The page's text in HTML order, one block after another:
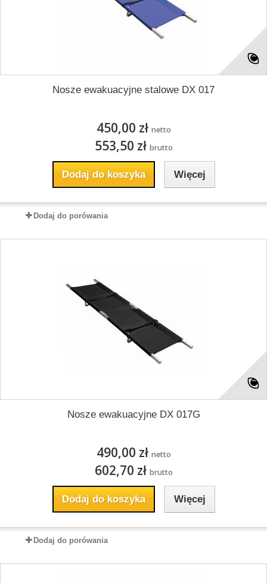
Nosze ewakuacyjne stalowe DX 017
450,00 zł netto
553,50 zł brutto
Dodaj do koszyka Więcej
Dodaj do porówania
Nosze ewakuacyjne DX 017G
490,00 zł netto
602,70 zł brutto
Dodaj do koszyka Więcej
Dodaj do porówania